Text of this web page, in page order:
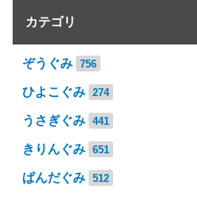
カテゴリ
ぞうぐみ 756
ひよこぐみ 274
うさぎぐみ 441
きりんぐみ 651
ぱんだぐみ 512